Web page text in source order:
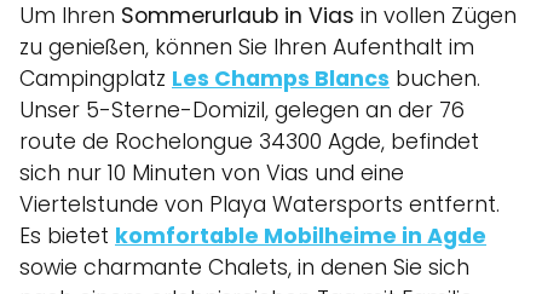
Um Ihren Sommerurlaub in Vias in vollen Zügen
zu genießen, können Sie Ihren Aufenthalt im
Campingplatz Les Champs Blancs buchen.
Unser 5-Sterne-Domizil, gelegen an der 76
route de Rochelongue 34300 Agde, befindet
sich nur 10 Minuten von Vias und eine
Viertelstunde von Playa Watersports entfernt.
Es bietet komfortable Mobilheime in Agde
sowie charmante Chalets, in denen Sie sich